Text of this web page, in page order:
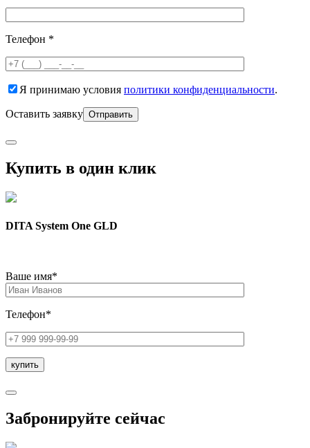
Телефон *
Я принимаю условия политики конфиденциальности.
Оставить заявку
Купить в один клик
DITA System One GLD
Ваше имя*
Телефон*
Забронируйте сейчас